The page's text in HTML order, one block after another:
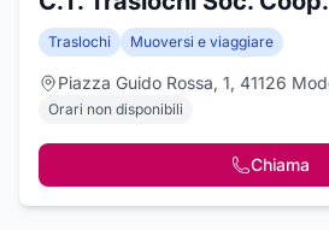
Traslochi Muoversi e viaggiare
Piazza Guido Rossa, 1, 41126
Orari non disponibili
Chiama